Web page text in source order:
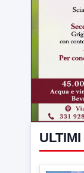
6 AGOSTO
Trovato
Ritrovato
in un...